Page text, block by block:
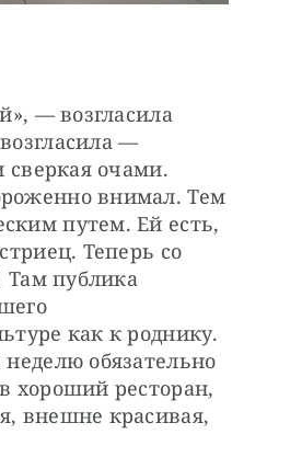
— возгласила
—
сверкая очами.
внимал. Тем
путем. Ей есть,
Теперь со
Там публика
как к роднику.
обязательно
хороший ресторан,
внешне красивая,